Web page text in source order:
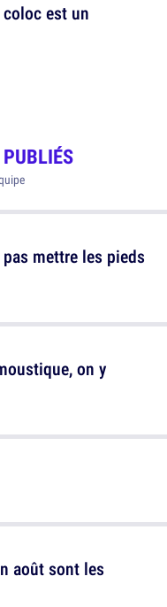
est un
mettre les pieds
on y
août sont les